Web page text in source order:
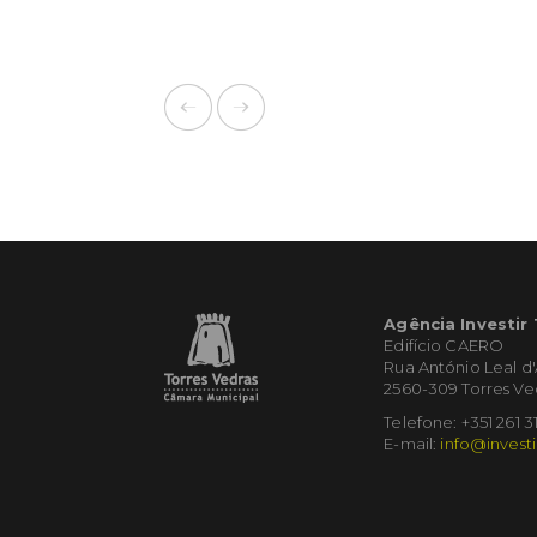
Agência Investir
Edifício CAERO
Rua António Leal
2560-309 Torres
Telefone: +351 261
E-mail: